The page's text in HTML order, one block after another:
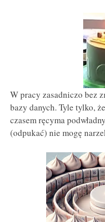
W pracy zasadniczo bez
bazy danych. Tyle tylko,
czasem ręcyma
(odpukać) nie mogę